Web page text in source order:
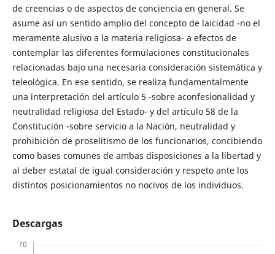
de creencias o de aspectos de conciencia en general. Se
asume así un sentido amplio del concepto de laicidad -no el
meramente alusivo a la materia religiosa- a efectos de
contemplar las diferentes formulaciones constitucionales
relacionadas bajo una necesaria consideración sistemática y
teleológica. En ese sentido, se realiza fundamentalmente
una interpretación del artículo 5 -sobre aconfesionalidad y
neutralidad religiosa del Estado- y del artículo 58 de la
Constitución -sobre servicio a la Nación, neutralidad y
prohibición de proselitismo de los funcionarios, concibiendo
como bases comunes de ambas disposiciones a la libertad y
al deber estatal de igual consideración y respeto ante los
distintos posicionamientos no nocivos de los individuos.
Descargas